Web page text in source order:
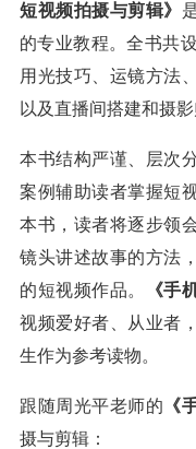
短视频拍摄与剪辑》
的专业教程。全书共
用光技巧、运镜方法
以及直播间搭建和摄影
本书结构严谨、层次
案例辅助读者掌握短
本书，读者将逐步领
镜头讲述故事的方法
的短视频作品。
《手
视频爱好者、从业者
生作为参考读物。
跟随周光平老师的 《
摄与剪辑：